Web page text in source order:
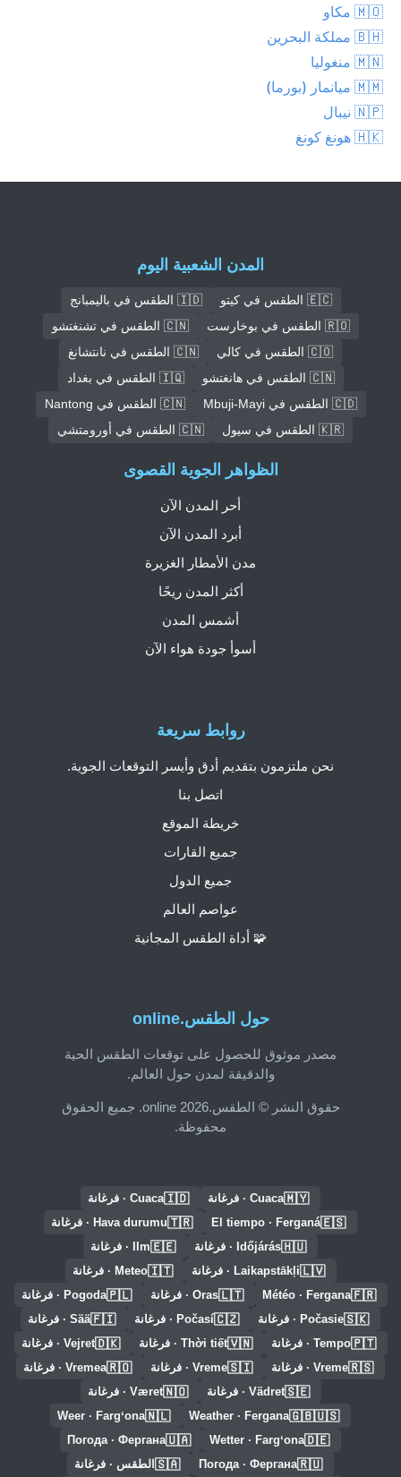
🇲🇴 مكاو
🇧🇭 مملكة البحرين
🇲🇳 منغوليا
🇲🇲 ميانمار (بورما)
🇳🇵 نيبال
🇭🇰 هونغ كونغ
المدن الشعبية اليوم
🇪🇨 الطقس في كيتو
🇮🇩 الطقس في باليمبانج
🇷🇴 الطقس في بوخارست
🇨🇳 الطقس في تشنغتشو
🇨🇴 الطقس في كالي
🇨🇳 الطقس في نانتشانغ
🇨🇳 الطقس في هانغتشو
🇮🇶 الطقس في بغداد
🇨🇩 الطقس في Mbuji-Mayi
🇨🇳 الطقس في Nantong
🇰🇷 الطقس في سيول
🇨🇳 الطقس في أورومتشي
حول الطقس.online
مصدر موثوق للحصول على توقعات الطقس الحية
والدقيقة لمدن حول العالم.
حقوق النشر © الطقس.online 2026. جميع الحقوق
محفوظة.
روابط سريعة
نحن ملتزمون بتقديم أدق وأيسر التوقعات الجوية.
اتصل بنا
خريطة الموقع
جميع القارات
جميع الدول
عواصم العالم
🧩 أداة الطقس المجانية
الظواهر الجوية القصوى
أحر المدن الآن
أبرد المدن الآن
مدن الأمطار الغزيرة
أكثر المدن ريحًا
أشمس المدن
أسوأ جودة هواء الآن
🇲🇾Cuaca · فرغانة 🇮🇩Cuaca · فرغانة
🇪🇸
El tiempo · Ferganá
🇹🇷Hava durumu · فرغانة
🇭🇺Időjárás · فرغانة 🇪🇪Ilm · فرغانة
🇱🇻Laikapstākļi · فرغانة 🇮🇹Meteo · فرغانة
🇫🇷
Météo · Fergana
🇱🇹Oras · فرغانة 🇵🇱Pogoda · فرغانة
🇸🇰Počasie · فرغانة 🇨🇿Počasí · فرغانة 🇫🇮Sää · فرغانة
🇵🇹Tempo · فرغانة 🇻🇳Thời tiết · فرغانة 🇩🇰Vejret · فرغانة
🇷🇸Vreme · فرغانة 🇸🇮Vreme · فرغانة 🇷🇴Vremea · فرغانة
🇸🇪Vädret · فرغانة 🇳🇴Været · فرغانة
🇬🇧🇺🇸
Weather · Fergana
🇳🇱
Weer · Fargʻona
🇩🇪
Wetter · Fargʻona
🇺🇦
Погода · Фергана
🇷🇺
Погода · Фергана
🇸🇦 الطقس · فرغانة